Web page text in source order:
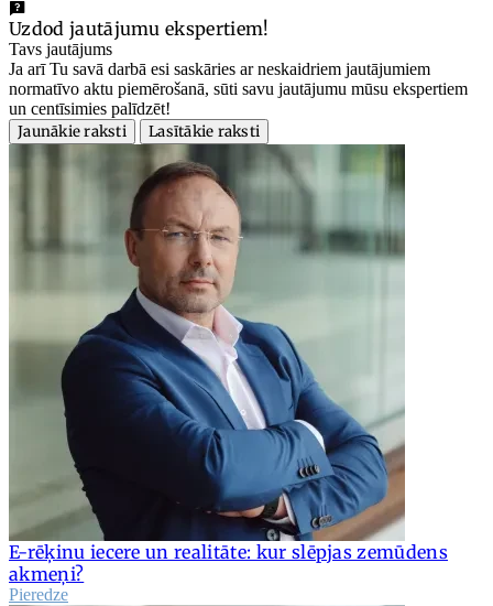
Uzdod jautājumu ekspertiem!
Tavs jautājums
Ja arī Tu savā darbā esi saskāries ar neskaidriem jautājumiem
normatīvo aktu piemērošanā, sūti savu jautājumu mūsu ekspertiem
un centīsimies palīdzēt!
Jaunākie raksti
Lasītākie raksti
E-rēķinu iecere un realitāte: kur slēpjas zemūdens
akmeņi?
Pieredze